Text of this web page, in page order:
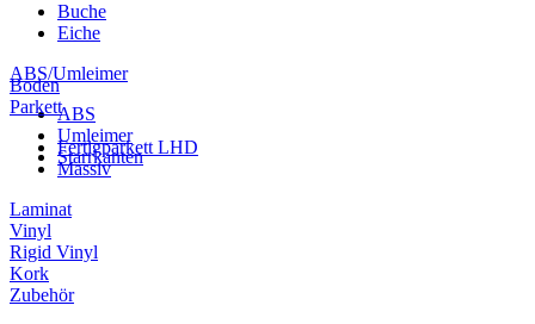
Buche
Eiche
ABS/Umleimer
ABS
Umleimer
Starrkanten
Boden
Parkett
Fertigparkett LHD
Massiv
Laminat
Vinyl
Rigid Vinyl
Kork
Zubehör